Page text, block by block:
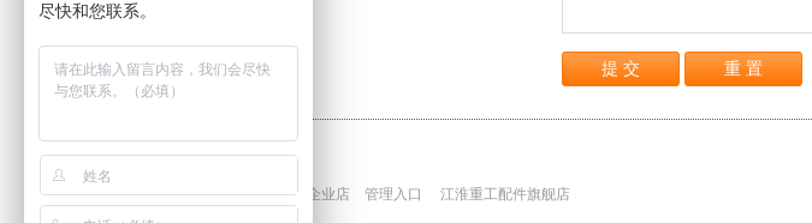
江淮叉车企业店 管理入口 江淮重工配件旗舰店
尽快和您联系。